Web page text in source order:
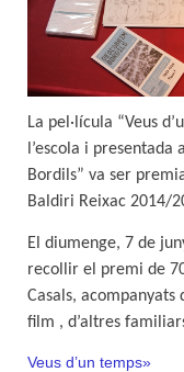
La pel·lícula “Veus
l’escola i
Bordils” va ser
Baldiri Reixac 2014/
El diumenge, 7 de
recollir el premi de
Casals,
film , d’altres
Veus d’un temps»